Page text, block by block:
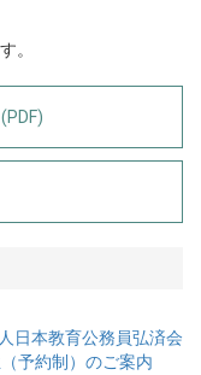
。
日本教育公務員弘済会
予約制）のご案内